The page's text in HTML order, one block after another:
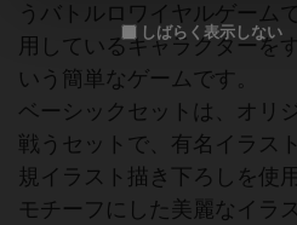
うバトルロワイヤルゲーム
用しているキャラクターを
いう簡単なゲームです。
ベーシックセットは、オリ
戦うセットで、有名イラス
規イラスト描き下ろしを使
モチーフにした美麗なイラ
しばらく表示しない